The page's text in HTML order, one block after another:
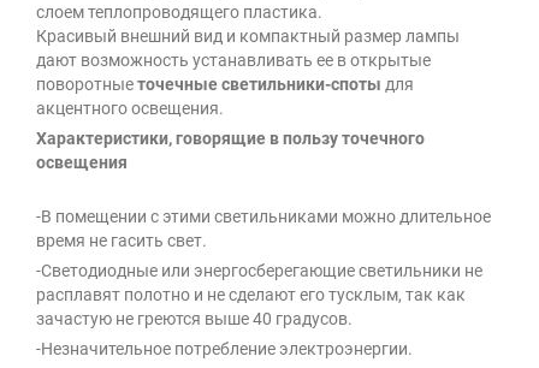
слоем теплопроводящего пластика.
Красивый внешний вид и компактный размер лампы
дают возможность устанавливать ее в открытые
поворотныеточечные светильники-споты для
акцентного освещения.
Характеристики, говорящие в пользу точечного
освещения
-В помещении с этими светильниками можно длительное
время не гасить свет.
-Светодиодные или энергосберегающие светильники не
расплавят полотно и не сделают его тусклым, так как
зачастую не греются выше 40 градусов.
-Незначительное потребление электроэнергии.